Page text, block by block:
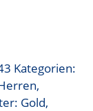
Kategorien:
,
Gold,